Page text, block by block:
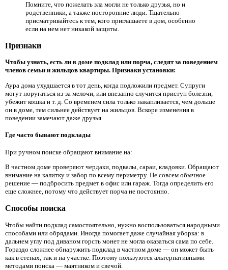
Помните, что пожелать зла могли не только друзья, но и
родственники, а также посторонние люди. Тщательно
присматривайтесь к тем, кого приглашаете в дом, особенно
если на нем нет никакой защиты.
Признаки
Чтобы узнать, есть ли в доме подклад или порча, следят за поведением
членов семьи и жильцов квартиры. Признаки установки:
Аура дома ухудшается в тот день, когда подложили предмет. Супруги
могут поругаться из-за мелочи, или внезапно случится приступ болезни,
убежит кошка и т. д. Со временем сила только накапливается, чем дольше
он в доме, тем сильнее действует на жильцов. Вскоре изменения в
поведении замечают даже друзья.
Где часто бывают подклады
При ручном поиске обращают внимание на:
В частном доме проверяют чердаки, подвалы, сараи, кладовки. Обращают
внимание на калитку и забор по всему периметру. Не совсем обычное
решение — подбросить предмет в офис или гараж. Тогда определить его
еще сложнее, потому что действует порча не постоянно.
Способы поиска
Чтобы найти подклад самостоятельно, нужно воспользоваться народными
способами или обрядами. Иногда помогает даже случайная уборка: в
дальнем углу под диваном горсть монет не могла оказаться сама по себе.
Гораздо сложнее обнаружить подклад в частном доме — он может быть
как в стенах, так и на участке. Поэтому пользуются альтернативными
методами поиска — маятником и свечой.